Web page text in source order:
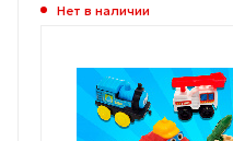
Нет в наличии